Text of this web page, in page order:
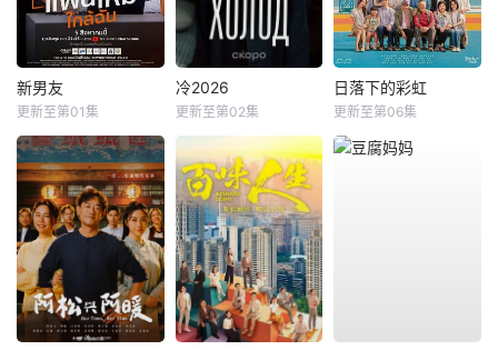
新男友
更新至第01集
冷2026
更新至第02集
日落下的彩虹
更新至第06集